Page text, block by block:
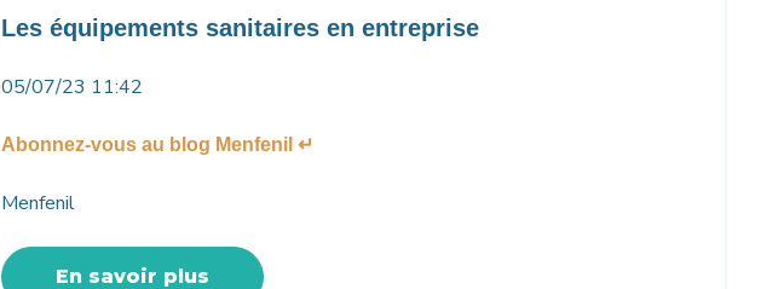
Les équipements sanitaires en entreprise
05/07/23 11:42
Abonnez-vous au blog Menfenil ↵
Menfenil
En savoir plus